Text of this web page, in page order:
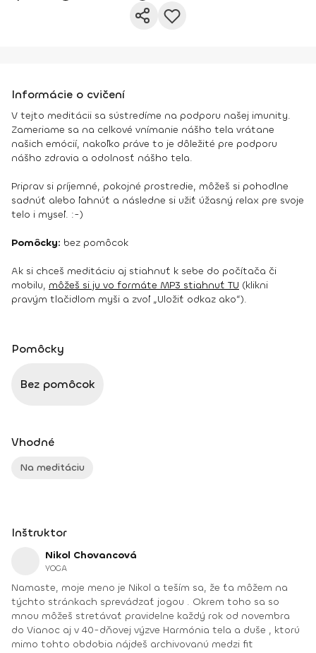
Informácie o cvičení
V tejto meditácii sa sústredíme na podporu našej imunity.
Zameriame sa na celkové vnímanie nášho tela vrátane
našich emócií, nakoľko práve to je dôležité pre podporu
nášho zdravia a odolnosť nášho tela.
Priprav si príjemné, pokojné prostredie, môžeš si pohodlne
sadnúť alebo ľahnúť a následne si užiť úžasný relax pre svoje
telo i myseľ. :-)
Pomôcky: bez pomôcok
Ak si chceš meditáciu aj stiahnuť k sebe do počítača či
mobilu, môžeš si ju vo formáte MP3 stiahnuť TU (klikni
pravým tlačidlom myši a zvoľ „Uložiť odkaz ako“).
Pomôcky
Bez pomôcok
Vhodné
Na meditáciu
Inštruktor
Nikol Chovancová
YOGA
Namaste, moje meno je Nikol a teším sa, že ťa môžem na
týchto stránkach sprevádzať jogou . Okrem toho sa so
mnou môžeš stretávať pravidelne každý rok od novembra
do Vianoc aj v 40-dňovej výzve Harmónia tela a duše , ktorú
mimo tohto obdobia nájdeš archivovanú medzi fit